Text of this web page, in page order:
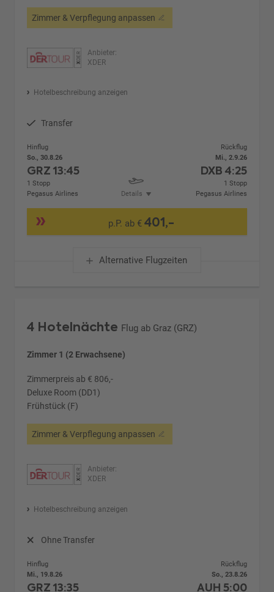
Zimmer & Verpflegung anpassen
Anbieter:
XDER
Hotelbeschreibung anzeigen
Transfer
Hinflug
So., 30.8.26
GRZ13:45
1 Stopp
Pegasus Airlines
Details
Rückflug
Mi., 2.9.26
DXB 4:25
1 Stopp
Pegasus Airlines
p.P. ab €401,-
Alternative Flugzeiten
4 Hotelnächte Flug ab Graz (GRZ)
Zimmer 1 (2 Erwachsene)
Zimmerpreis ab € 806,-
Deluxe Room (DD1)
Frühstück (F)
Zimmer & Verpflegung anpassen
Anbieter:
XDER
Hotelbeschreibung anzeigen
Ohne Transfer
Hinflug
Mi., 19.8.26
GRZ13:35
Rückflug
So., 23.8.26
AUH 5:00